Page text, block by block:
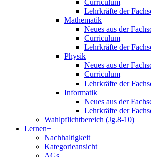
Curriculum
Lehrkräfte der
Mathematik
Neues aus der
Curriculum
Lehrkräfte der
Physik
Neues aus der
Curriculum
Lehrkräfte der
Informatik
Neues aus der
Lehrkräfte der
Wahlpflichtbereich (Jg.8-10)
Lernen+
Nachhaltigkeit
Kategorieansicht